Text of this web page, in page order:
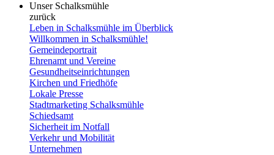
Unser Schalksmühle
zurück
Leben in Schalksmühle im Überblick
Willkommen in Schalksmühle!
Gemeindeportrait
Ehrenamt und Vereine
Gesundheitseinrichtungen
Kirchen und Friedhöfe
Lokale Presse
Stadtmarketing Schalksmühle
Schiedsamt
Sicherheit im Notfall
Verkehr und Mobilität
Unternehmen